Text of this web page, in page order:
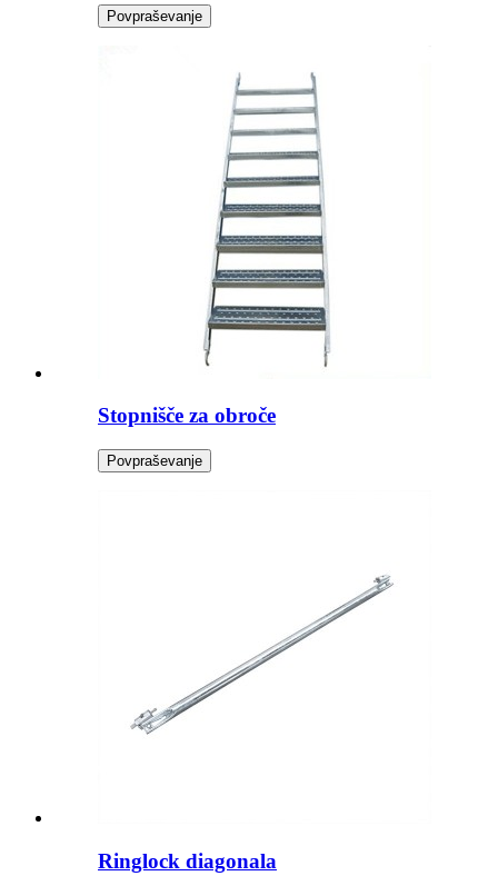
Povpraševanje
Stopnišče za obroče
Povpraševanje
Ringlock diagonala